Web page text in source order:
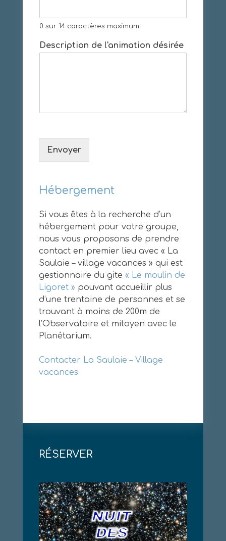
0 sur 14 caractères maximum.
Description de l'animation désirée
Envoyer
Hébergement
Si vous êtes à la recherche d’un
hébergement pour votre groupe,
nous vous proposons de prendre
contact en premier lieu avec « La
Saulaie – village vacances » qui est
gestionnaire du gite « Le moulin de
Ligoret » pouvant accueillir plus
d’une trentaine de personnes et se
trouvant à moins de 200m de
l’Observatoire et mitoyen avec le
Planétarium.
Contacter La Saulaie – Village
vacances
RÉSERVER